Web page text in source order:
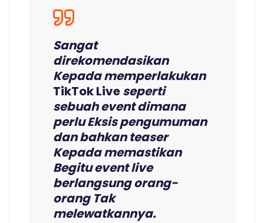
Sangat
direkomendasikan
Kepada memperlakukan
TikTok Liveseperti
sebuah event dimana
perlu Eksis pengumuman
dan bahkan teaser
Kepada memastikan
Begitu event live
berlangsung orang-
orang Tak
melewatkannya.